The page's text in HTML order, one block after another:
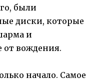
были
диски, которые
и
от вождения.
начало. Самое